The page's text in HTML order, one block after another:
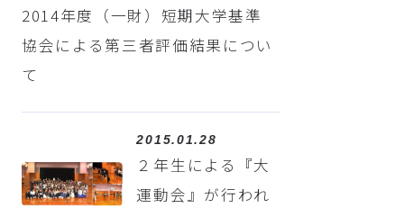
2014年度（一財）短期大学基準
協会による第三者評価結果につい
て
2015.01.28
２年生による『大
運動会』が行われ